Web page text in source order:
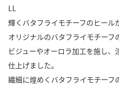
LL
輝くバタフライモチーフのヒール
オリジナルのバタフライモチーフ
ビジューやオーロラ加工を施し
仕上げました。
繊細に煌めくバタフライモチーフ